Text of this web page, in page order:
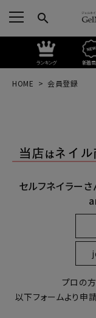
search
ランキング 新着
HOME 会員登録
セルフネイラー
プロの
以下フォームより申